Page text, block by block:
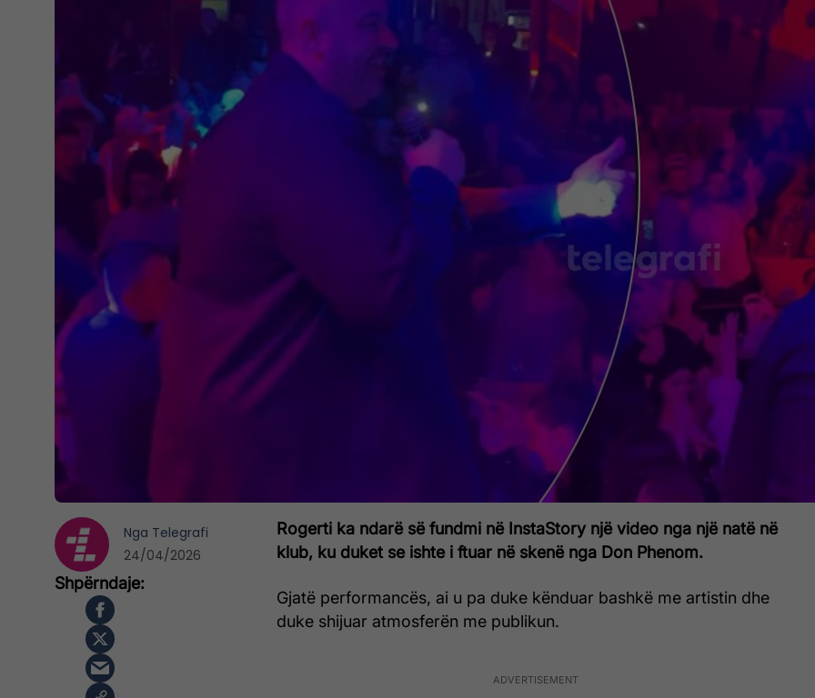
Rogerti ka ndarë së fundmi në InstaStory një video nga një natë në
klub, ku duket se ishte i ftuar në skenë nga Don Phenom.
Gjatë performancës, ai u pa duke kënduar bashkë me artistin dhe
duke shijuar atmosferën me publikun.
Nga Telegrafi
24/04/2026